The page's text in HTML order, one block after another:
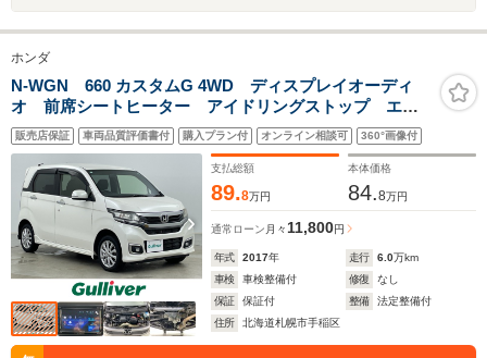
ホンダ
N-WGN 660 カスタムG 4WD ディスプレイオーディ
オ 前席シートヒーター アイドリングストップ エン
ジンスターター 社外アルミホイール 横滑り防止装
置 電動格納ミラー オートエアコン ベンチシート
純正フロアマット
販売店保証 車両品質評価書付 購入プラン付 オンライン相談可 360°画像付
支払総額
89.8万円
本体価格
84.8万円
通常ローン 月々 11,800円
年式 2017年 走行 6.0万km
車検
車検整備付 修復
なし
保証
保証付 整備
法定整備付
住所
北海道札幌市手稲区